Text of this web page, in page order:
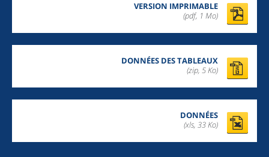
VERSION IMPRIMABLE
(pdf, 1 Mo)
DONNÉES DES TABLEAUX
(zip, 5 Ko)
DONNÉES
(xls, 33 Ko)